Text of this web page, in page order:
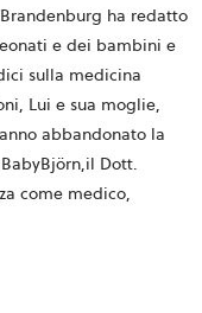
ha redatto
e dei bambini e
sulla medicina
Lui e sua moglie,
abbandonato la
BabyBjörn,il Dott.
come medico,